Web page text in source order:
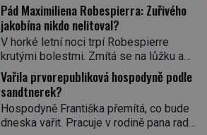
Pád Maximiliena Robespierra: Zuřivého
jakobína nikdo nelitoval?
V horké letní noci trpí Robespierre
krutými bolestmi. Zmítá se na lůžku a
hlavou mu víří kolotoč myšlenek. Když
se probere z mdlob, vzpomene si na
jednu z pařížských jasnovidek, kterou
před lety navštívil. Prorokovala mu
tragický osud. Tehdy se jí vysmál.
Vařila prvorepubliková hospodyně podle
sandtnerek?
Hospodyně Františka přemítá, co bude
dneska vařit. Pracuje v rodině pana rady